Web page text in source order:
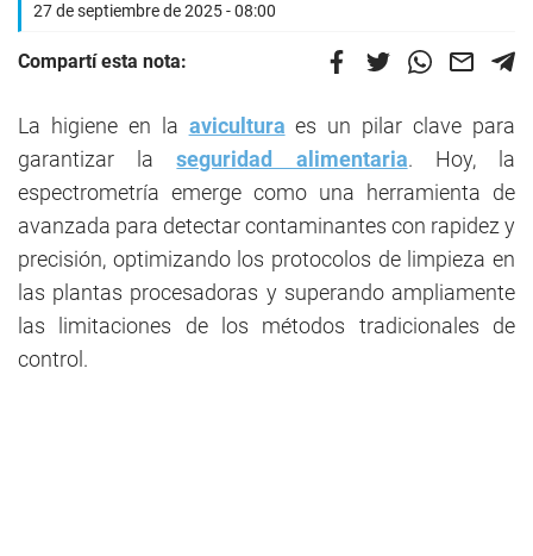
27 de septiembre de 2025 - 08:00
Compartí esta nota:
La higiene en la avicultura es un pilar clave para
garantizar laseguridad alimentaria. Hoy, la
espectrometría emerge como una herramienta de
avanzada para detectar contaminantes con rapidez y
precisión, optimizando los protocolos de limpieza en
las plantas procesadoras y superando ampliamente
las limitaciones de los métodos tradicionales de
control.